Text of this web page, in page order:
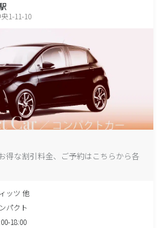
1-11-10
得な割引料金、ご予約はこちらから各
ッツ 他
パクト
18:00